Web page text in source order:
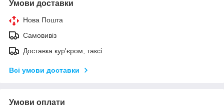
Умови доставки
Нова Пошта
Самовивіз
Доставка кур'єром, таксі
Всі умови доставки
Умови оплати